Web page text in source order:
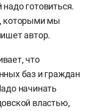
готовиться.
которыми мы
автор.
что
баз и граждан
начинать
властью,